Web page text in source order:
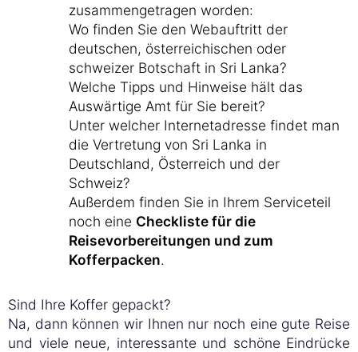
zusammengetragen worden:
Wo finden Sie den Webauftritt der
deutschen, österreichischen oder
schweizer Botschaft in Sri Lanka?
Welche Tipps und Hinweise hält das
Auswärtige Amt für Sie bereit?
Unter welcher Internetadresse findet man
die Vertretung von Sri Lanka in
Deutschland, Österreich und der
Schweiz?
Außerdem finden Sie in Ihrem Serviceteil
noch eine Checkliste für die
Reisevorbereitungen und zum
Kofferpacken.
Sind Ihre Koffer gepackt?
Na, dann können wir Ihnen nur noch eine gute Reise
und viele neue, interessante und schöne Eindrücke